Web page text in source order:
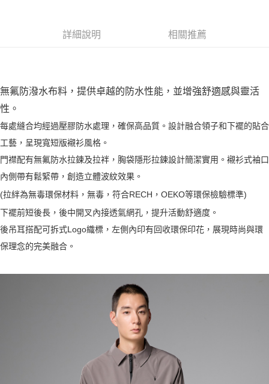
每筆NT$100，滿NT$2,000(含以上)免運費
7-11超取(2000以上免運)
每筆NT$100，滿NT$2,000(含以上)免運費
一般宅配
每筆NT$100
宅配出貨(2000以上免運)
每筆NT$100，滿NT$2,000(含以上)免運費
詳細說明 相關推薦
無氟防潑水布料，提供卓越的防水性能，並增強舒適感與靈活
性。
每處縫合均經過壓膠防水處理，確保高品質。設計融合領子和下襬的貼合
工藝，呈現寬短版襯衫風格。
門襟配有無氟防水拉鍊及拉袢，胸袋隱形拉鍊設計簡潔實用。襯衫式袖口
內側帶有鬆緊帶，創造立體波紋效果。
(拉絆為無毒環保材料，無毒，符合RECH，OEKO等環保檢驗標準)
下襬前短後長，後中開叉內接透氣網孔，提升活動舒適度。
後吊耳搭配可拆式Logo織標，左側內印有回收環保印花，展現時尚與環
保理念的完美融合。